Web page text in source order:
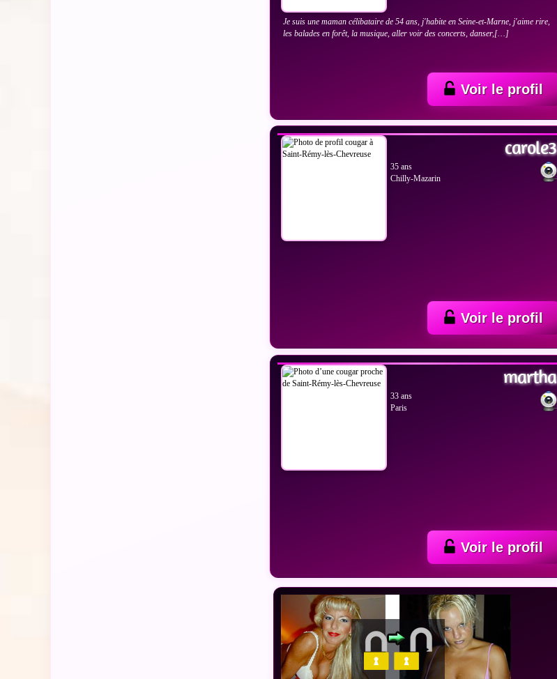
Je suis une maman célibataire de 54 ans, j'habite en Seine-et-Marne, j'aime rire,
les balades en forêt, la musique, aller voir des concerts, danser,[…]
Voir le profil
carole3
35 ans
Chilly-Mazarin
Voir le profil
martha
33 ans
Paris
Voir le profil